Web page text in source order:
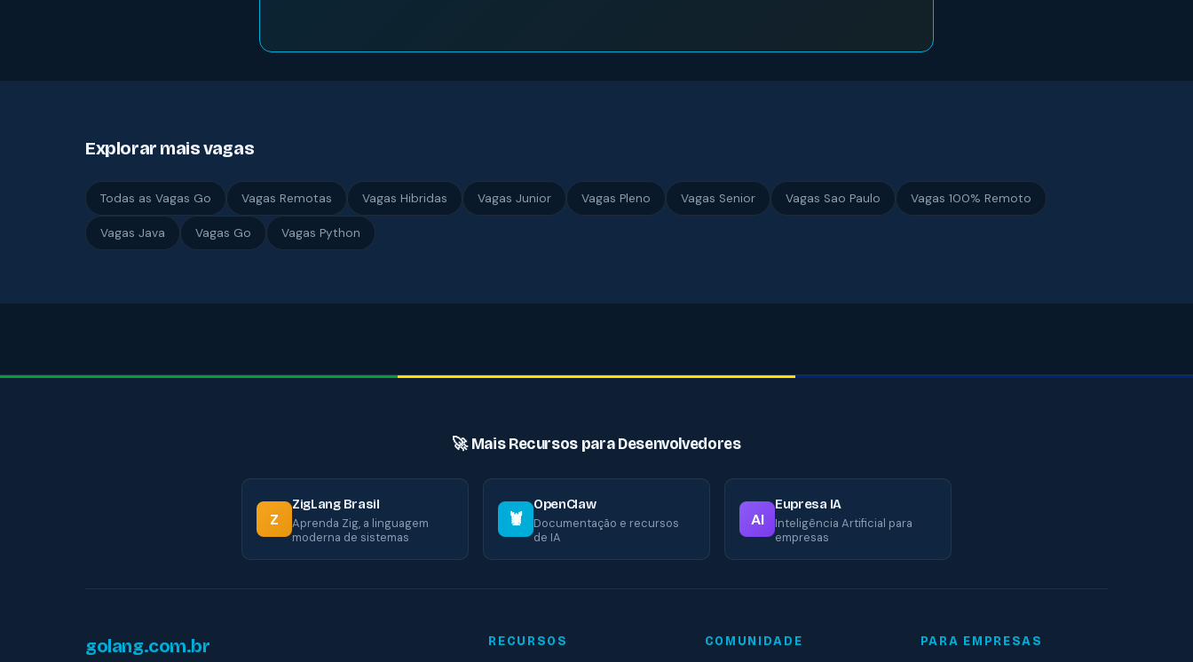
Explorar mais vagas
Todas as Vagas Go Vagas Remotas Vagas Hibridas Vagas Junior Vagas Pleno Vagas Senior Vagas Sao Paulo Vagas 100% Remoto
Vagas Java Vagas Go Vagas Python
🚀 Mais Recursos para Desenvolvedores
Z
ZigLang Brasil
Aprenda Zig, a linguagem
moderna de sistemas
🦞
OpenClaw
Documentação e recursos
de IA
AI
Eupresa IA
Inteligência Artificial para
empresas
golang.com.br RECURSOS COMUNIDADE PARA EMPRESAS